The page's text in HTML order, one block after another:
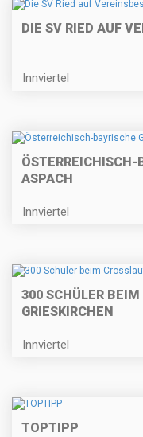
DIE SV RIED AUF
Innviertel
ÖSTERREICHISCH-
ASPACH
Innviertel
300 SCHÜLER
GRIESKIRCHEN
Innviertel
TOPTIPP